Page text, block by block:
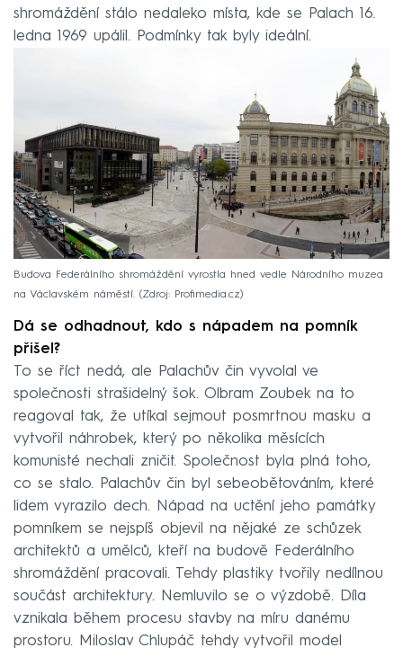
shromáždění stálo nedaleko místa, kde se Palach 16.
ledna 1969 upálil. Podmínky tak byly ideální.
Budova Federálního shromáždění vyrostla hned vedle Národního muzea
na Václavském náměstí.
Zdroj: Profimedia.cz
Dá se odhadnout, kdo s nápadem na pomník
přišel?
To se říct nedá, ale Palachův čin vyvolal ve
společnosti strašidelný šok. Olbram Zoubek na to
reagoval tak, že utíkal sejmout posmrtnou masku a
vytvořil náhrobek, který po několika měsících
komunisté nechali zničit. Společnost byla plná toho,
co se stalo. Palachův čin byl sebeobětováním, které
lidem vyrazilo dech. Nápad na uctění jeho památky
pomníkem se nejspíš objevil na nějaké ze schůzek
architektů a umělců, kteří na budově Federálního
shromáždění pracovali. Tehdy plastiky tvořily nedílnou
součást architektury. Nemluvilo se o výzdobě. Díla
vznikala během procesu stavby na míru danému
prostoru. Miloslav Chlupáč tehdy vytvořil model